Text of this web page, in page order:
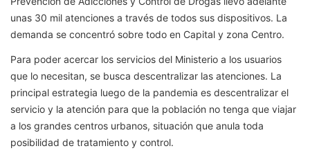
unas 30 mil atenciones a través de todos sus dispositivos. La
demanda se concentró sobre todo en Capital y zona Centro.
Para poder acercar los servicios del Ministerio a los usuarios
que lo necesitan, se busca descentralizar las atenciones. La
principal estrategia luego de la pandemia es descentralizar el
servicio y la atención para que la población no tenga que viajar
a los grandes centros urbanos, situación que anula toda
posibilidad de tratamiento y control.